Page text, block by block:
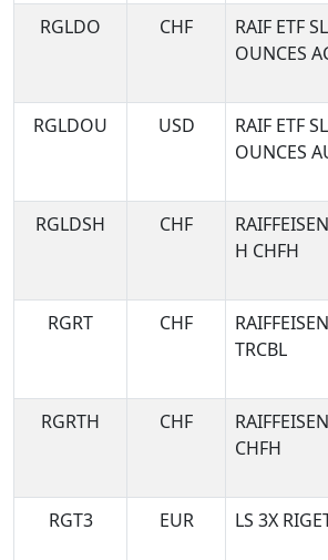
RGLDO
CHF
RAIF ETF
OUNCES
RGLDOU
USD
RAIF ETF
OUNCES
RGLDSH
CHF
H CHFH
RGRT
CHF
TRCBL
RGRTH
CHF
CHFH
RGT3
EUR LS 3X